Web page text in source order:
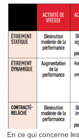
En ce qui concerne